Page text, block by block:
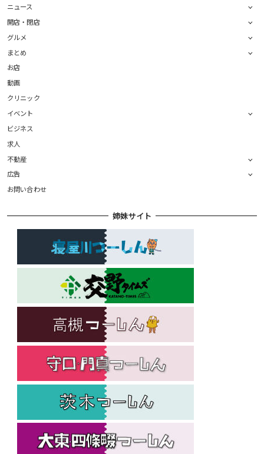
ニュース
開店・閉店
グルメ
まとめ
お店
動画
クリニック
イベント
ビジネス
求人
不動産
広告
お問い合わせ
姉妹サイト